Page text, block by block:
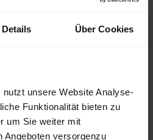
Details Über Cookies
unsere Website Analyse-
Funktionalität bieten zu
um Sie weiter mit
Angeboten versorgenzu